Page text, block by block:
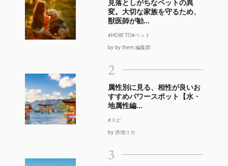
見落としがちなペットの異
変。大切な家族を守るため、
獣医師が勧...
#HOW TO#ペット
by by them 編集部
2
属性別に見る、相性が良いお
すすめパワースポット【水・
地属性編...
#スピ
by 赤池リカ
3